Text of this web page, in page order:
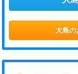
大島の